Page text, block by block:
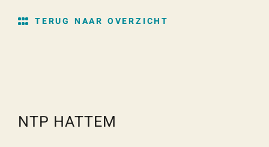
TERUG NAAR OVERZICHT
NTP HATTEM